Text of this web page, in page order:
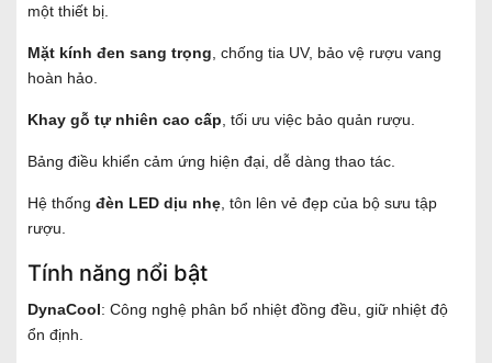
một thiết bị.
Mặt kính đen sang trọng , chống tia UV, bảo vệ rượu vang
hoàn hảo.
Khay gỗ tự nhiên cao cấp , tối ưu việc bảo quản rượu.
Bảng điều khiển cảm ứng hiện đại, dễ dàng thao tác.
Hệ thống đèn LED dịu nhẹ , tôn lên vẻ đẹp của bộ sưu tập
rượu.
Tính năng nổi bật
DynaCool: Công nghệ phân bổ nhiệt đồng đều, giữ nhiệt độ
ổn định.